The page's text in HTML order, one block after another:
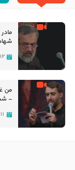
۱۲ مرداد ۱۴۰۵
من
۱۱ مرداد ۱۴۰۵